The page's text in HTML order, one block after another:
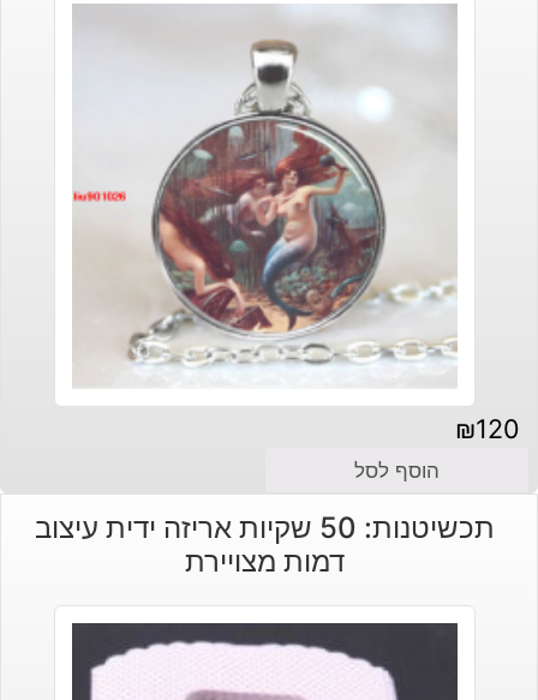
₪120
הוסף לסל
תכשיטנות: 50 שקיות אריזה ידית עיצוב
דמות מצויירת